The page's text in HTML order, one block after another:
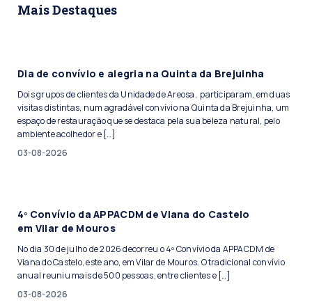
Mais Destaques
Dia de convívio e alegria na Quinta da Brejuinha
Dois grupos de clientes da Unidade de Areosa, participaram, em duas
visitas distintas, num agradável convívio na Quinta da Brejuinha, um
espaço de restauração que se destaca pela sua beleza natural, pelo
ambiente acolhedor e […]
03-08-2026
4º Convívio da APPACDM de Viana do Castelo
em Vilar de Mouros
No dia 30 de julho de 2026 decorreu o 4º Convívio da APPACDM de
Viana do Castelo, este ano, em Vilar de Mouros. O tradicional convívio
anual reuniu mais de 500 pessoas, entre clientes e […]
03-08-2026